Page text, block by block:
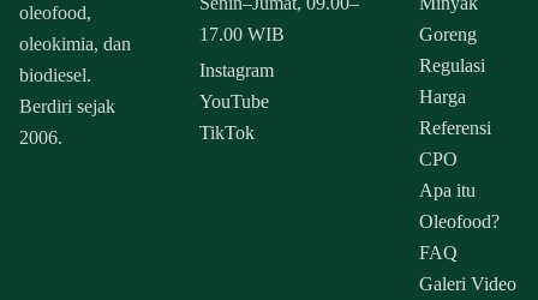
oleofood,
oleokimia, dan
biodiesel.
Berdiri sejak
2006.
17.00 WIB
Instagram
YouTube
TikTok
Goreng
Regulasi
Harga
Referensi
CPO
Apa itu
Oleofood?
FAQ
Galeri Video